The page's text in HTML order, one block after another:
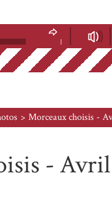
Volume
|
Morceaux choisis -
- Avril